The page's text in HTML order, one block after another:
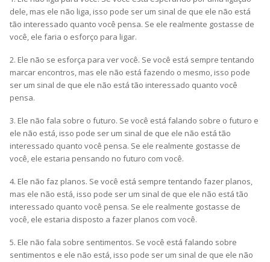
dele, mas ele não liga, isso pode ser um sinal de que ele não está
tão interessado quanto você pensa. Se ele realmente gostasse de
você, ele faria o esforço para ligar.
2. Ele não se esforça para ver você. Se você está sempre tentando
marcar encontros, mas ele não está fazendo o mesmo, isso pode
ser um sinal de que ele não está tão interessado quanto você
pensa.
3. Ele não fala sobre o futuro. Se você está falando sobre o futuro e
ele não está, isso pode ser um sinal de que ele não está tão
interessado quanto você pensa. Se ele realmente gostasse de
você, ele estaria pensando no futuro com você.
4. Ele não faz planos. Se você está sempre tentando fazer planos,
mas ele não está, isso pode ser um sinal de que ele não está tão
interessado quanto você pensa. Se ele realmente gostasse de
você, ele estaria disposto a fazer planos com você.
5. Ele não fala sobre sentimentos. Se você está falando sobre
sentimentos e ele não está, isso pode ser um sinal de que ele não